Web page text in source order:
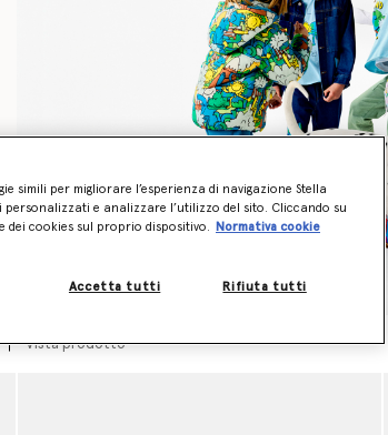
Vista prodotto
simili per migliorare l’esperienza di navigazione Stella
e analizzare l’utilizzo del sito. Cliccando su
dei cookies sul proprio dispositivo.
Normativa cookie
Rifiuta tutti
Accetta tutti